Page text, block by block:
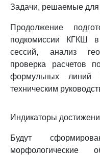
Задачи, решаемые для
Продолжение
подкомиссии КГКШ
сессий, анализ
проверка расчетов
формульных линий
техническим
Индикаторы
Будут
морфологические